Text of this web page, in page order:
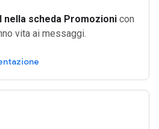
nella scheda Promozioni con
vita ai messaggi.